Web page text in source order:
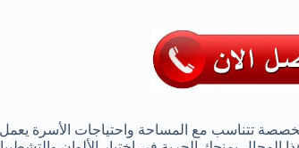
تتناسب مع المساحة واحتياجات الأسرة يعمل